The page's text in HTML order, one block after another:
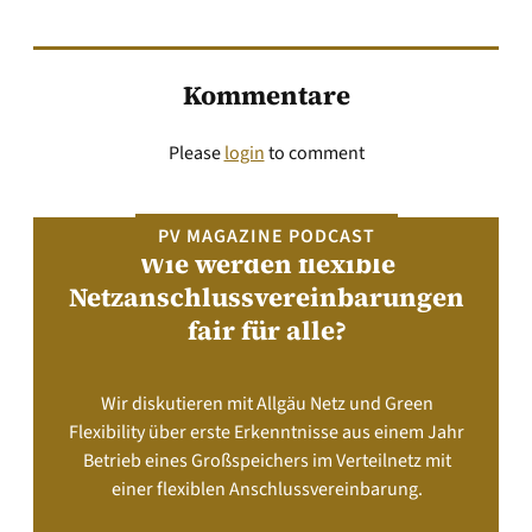
Kommentare
Pleaseloginto comment
PV MAGAZINE PODCAST
Wie werden flexible
Netzanschlussvereinbarungen
fair für alle?
Wir diskutieren mit Allgäu Netz und Green
Flexibility über erste Erkenntnisse aus einem Jahr
Betrieb eines Großspeichers im Verteilnetz mit
einer flexiblen Anschlussvereinbarung.